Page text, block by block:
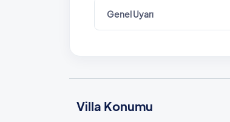
Genel Uyarı
Villa Konumu